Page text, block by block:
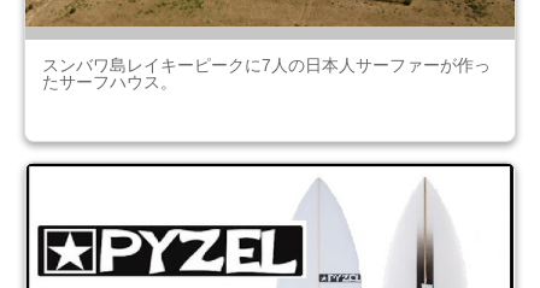
スンバワ島レイキーピークに7人の日本人サーファーが作っ
たサーフハウス。